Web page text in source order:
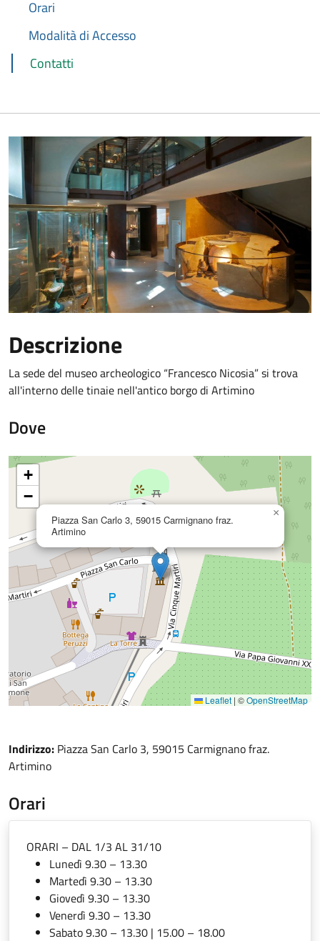
Orari
Modalità di Accesso
Contatti
Descrizione
La sede del museo archeologico “Francesco Nicosia” si trova
all'interno delle tinaie nell'antico borgo di Artimino
Dove
Piazza San Carlo 3, 59015 Carmignano fraz.
Artimino
×
+
−
Leaflet | ©OpenStreetMap
Indirizzo: Piazza San Carlo 3, 59015 Carmignano fraz.
Artimino
Orari
ORARI – DAL 1/3 AL 31/10
Lunedì 9.30 – 13.30
Martedì 9.30 – 13.30
Giovedì 9.30 – 13.30
Venerdì 9.30 – 13.30
Sabato 9.30 – 13.30 | 15.00 – 18.00